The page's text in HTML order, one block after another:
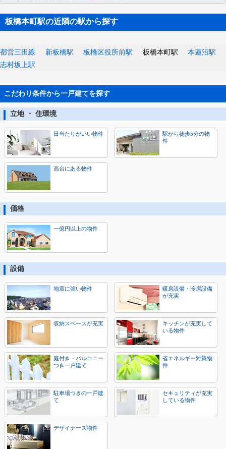
板橋本町駅の近隣の駅から探す
都営三田線 新板橋駅 板橋区役所前駅 板橋本町駅
本蓮沼駅
志村坂上駅
こだわり条件から一戸建てを探す
立地 ・ 住環境
日当たりがいい物件
駅から徒歩5分の物
件
高台にある物件
価格
一億円以上の物件
設備
地震に強い物件
暖房設備・冷房設備
が充実
収納スペースが充実
キッチンが充実して
いる物件
庭付き・バルコニー
つき一戸建て
省エネルギー対策物
件
駐車場つきの一戸建
て
セキュリティが充実
している物件
デザイナーズ物件